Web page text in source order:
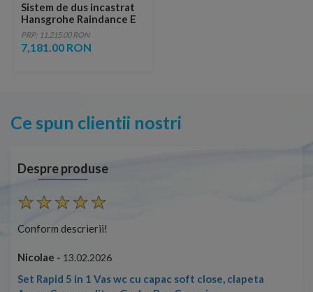
Sistem de dus incastrat
Hansgrohe Raindance E
300 crom finisaj lucios
PRP: 11,215.00 RON
7,181.00 RON
Ce spun clientii nostri
Despre produse
Conform descrierii!
Nicolae - 13.02.2026
Set Rapid 5 in 1 Vas wc cu capac soft close, clapeta